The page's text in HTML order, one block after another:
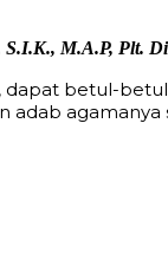
M.A.P, Plt.
dapat betul-